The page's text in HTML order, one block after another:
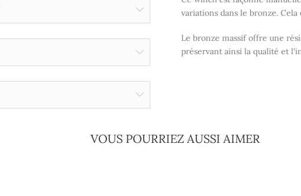
variations dans le bronze.
Le bronze massif offre une
préservant ainsi la qualité et
VOUS POURRIEZ AUSSI AIMER